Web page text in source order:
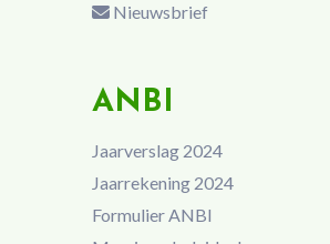
Nieuwsbrief
ANBI
Jaarverslag 2024
Jaarrekening 2024
Formulier ANBI